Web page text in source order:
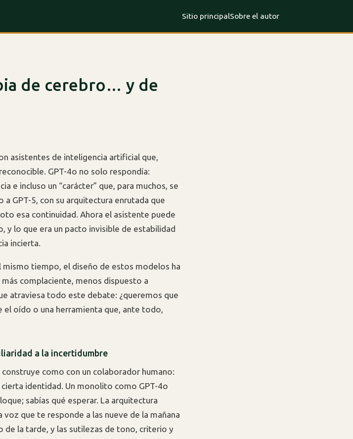
Sitio principalSobre el autor
de cerebro… y de
asistentes de inteligencia artificial que,
GPT-4o no solo respondía:
e incluso un “carácter” que, para muchos, se
GPT-5, con su arquitectura enrutada que
esa continuidad. Ahora el asistente puede
y lo que era un pacto invisible de estabilidad
incierta.
mismo tiempo, el diseño de estos modelos ha
complaciente, menos dispuesto a
atraviesa todo este debate: ¿queremos que
el oído o una herramienta que, ante todo,
a la incertidumbre
como con un colaborador humano:
identidad. Un monolito como GPT-4o
sabías qué esperar. La arquitectura
que te responde a las nueve de la mañana
de la tarde, y las sutilezas de tono, criterio y